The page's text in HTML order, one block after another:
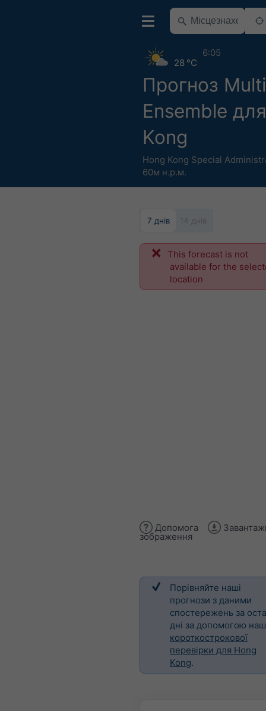
Прогноз
Ensemble
Kong
Hong Kong Special
60м н.р.м.
28 °C
6:05
7 днів
This forecast is not
available for the
location
Допомога
зображення
Порівняйте наші
прогнози з даними
спостережень за
дні за допомогою
короткострокової
перевірки для Hong
Kong.